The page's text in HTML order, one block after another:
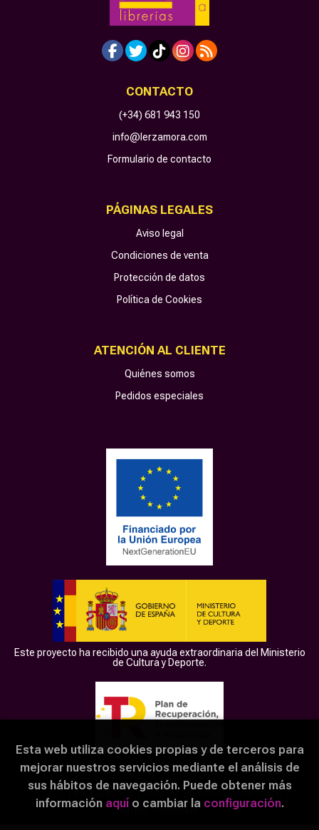
CONTACTO
(+34) 681 943 150
info@lerzamora.com
Formulario de contacto
PÁGINAS LEGALES
Aviso legal
Condiciones de venta
Protección de datos
Política de Cookies
ATENCIÓN AL CLIENTE
Quiénes somos
Pedidos especiales
Este proyecto ha recibido una ayuda extraordinaria del Ministerio
de Cultura y Deporte.
. Todos los Derechos Reservados |
Grupo Trevenque
Esta web utiliza cookies propias y de terceros para
mejorar nuestros servicios mediante el análisis de
sus hábitos de navegación. Puede obtener más
información aquío cambiar la configuración.